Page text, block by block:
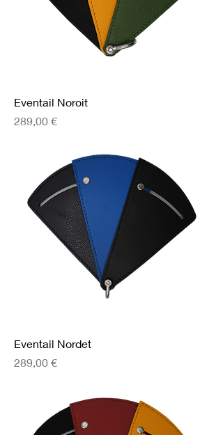
Eventail Noroit
Prix
289,00 €
Eventail Nordet
Prix
289,00 €